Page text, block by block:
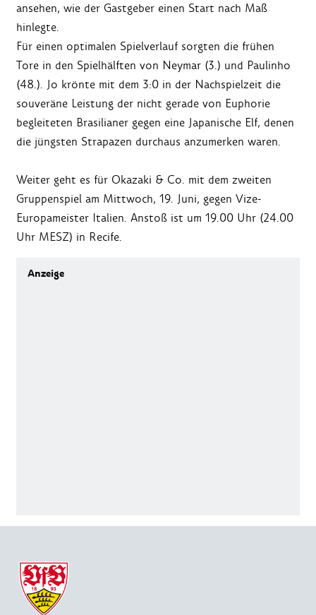
ansehen, wie der Gastgeber einen Start nach Maß
hinlegte.
Für einen optimalen Spielverlauf sorgten die frühen
Tore in den Spielhälften von Neymar (3.) und Paulinho
(48.). Jo krönte mit dem 3:0 in der Nachspielzeit die
souveräne Leistung der nicht gerade von Euphorie
begleiteten Brasilianer gegen eine Japanische Elf, denen
die jüngsten Strapazen durchaus anzumerken waren.
Weiter geht es für Okazaki & Co. mit dem zweiten
Gruppenspiel am Mittwoch, 19. Juni, gegen Vize-
Europameister Italien. Anstoß ist um 19.00 Uhr (24.00
Uhr MESZ) in Recife.